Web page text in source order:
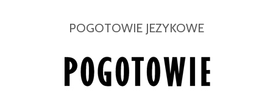
POGOTOWIE JEZYKOWE